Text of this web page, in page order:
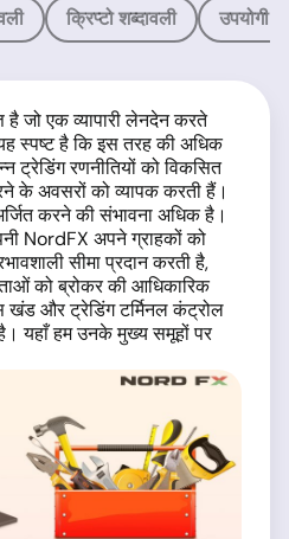
क्रिप्टो शब्दावली उपयोगी
है जो एक व्यापारी लेनदेन करते
स्पष्ट है कि इस तरह की अधिक
ट्रेडिंग रणनीतियों को विकसित
के अवसरों को व्यापक करती हैं।
करने की संभावना अधिक है।
NordFX अपने ग्राहकों को
सीमा प्रदान करती है,
को ब्रोकर की आधिकारिक
खंड और ट्रेडिंग टर्मिनल कंट्रोल
यहाँ हम उनके मुख्य समूहों पर